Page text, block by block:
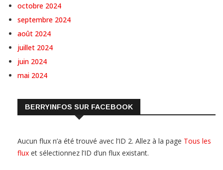
octobre 2024
septembre 2024
août 2024
juillet 2024
juin 2024
mai 2024
BERRYINFOS SUR FACEBOOK
Aucun flux n’a été trouvé avec l’ID 2. Allez à la page Tous les
flux et sélectionnez l’ID d’un flux existant.